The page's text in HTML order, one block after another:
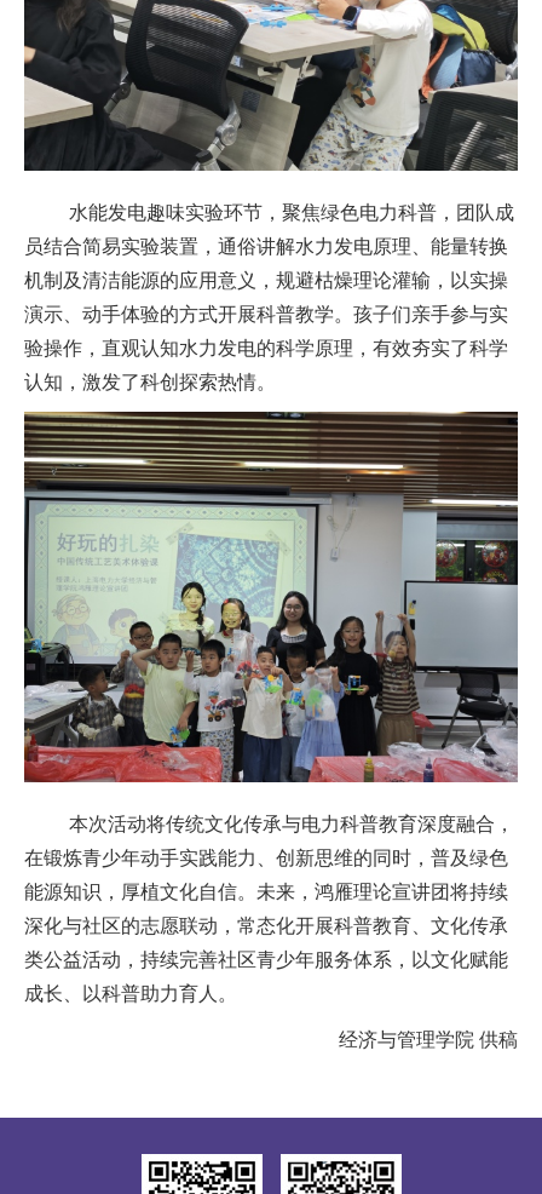
水能发电趣味实验环节， 聚焦绿色电力科普 ， 团队成
员结合简易实验装置，通俗讲解水力发电原理、能量转换
机制及清洁能源的应用意义，规避枯燥理论灌输，以实操
演示、动手体验的方式开展科普教学。孩子们亲手参与实
验操作，直观认知水力发电的科学原理，有效夯实了科学
认知，激发了科创探索热情。
本次活动将传统文化传承与电力科普教育深度融合，
在锻炼青少年动手实践能力、创新思维的同时，普及绿色
能源知识，厚植文化自信。 未来，鸿雁理论宣讲团将持续
深化与社区的志愿联动，常态化开展科普教育、文化传承
类公益活动，持续完善社区青少年服务体系，以文化赋能
成长、以科普助力育人。
经济与管理学院 供稿